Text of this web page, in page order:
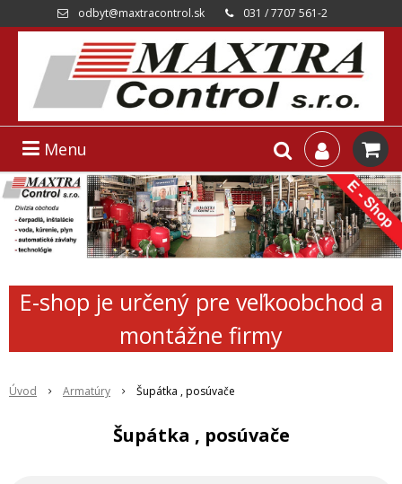
odbyt@maxtracontrol.sk 031 / 7707 561-2
Menu
E-shop je určený pre veľkoobchod a
montážne firmy
Úvod Armatúry Šupátka , posúvače
Šupátka , posúvače